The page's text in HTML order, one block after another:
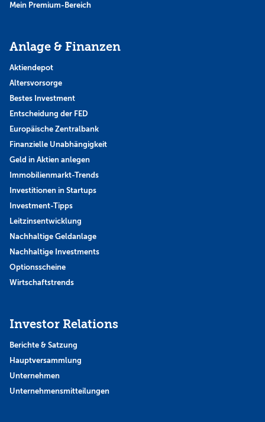
Mein Premium-Bereich
Anlage & Finanzen
Aktiendepot
Altersvorsorge
Bestes Investment
Entscheidung der FED
Europäische Zentralbank
Finanzielle Unabhängigkeit
Geld in Aktien anlegen
Immobilienmarkt-Trends
Investitionen in Startups
Investment-Tipps
Leitzinsentwicklung
Nachhaltige Geldanlage
Nachhaltige Investments
Optionsscheine
Wirtschaftstrends
Investor Relations
Berichte & Satzung
Hauptversammlung
Unternehmen
Unternehmensmitteilungen